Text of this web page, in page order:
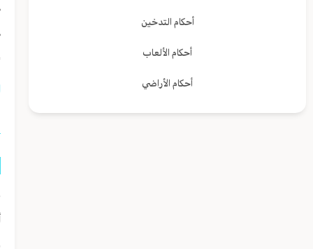
أحكام التدخين
أحكام الألعاب
أحكام الأراضي